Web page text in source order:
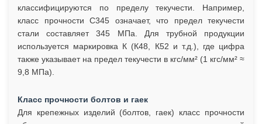
классифицируются по пределу текучести. Например,
класс прочности С345 означает, что предел текучести
стали составляет 345 МПа. Для трубной продукции
используется маркировка К (К48, К52 и т.д.), где цифра
также указывает на предел текучести в кгс/мм² (1 кгс/мм² ≈
9,8 МПа).
Класс прочности болтов и гаек
Для крепежных изделий (болтов, гаек) класс прочности